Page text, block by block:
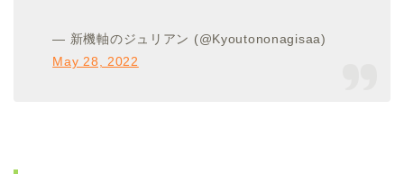
— 新機軸のジュリアン (@Kyoutononagisaa)
May 28, 2022